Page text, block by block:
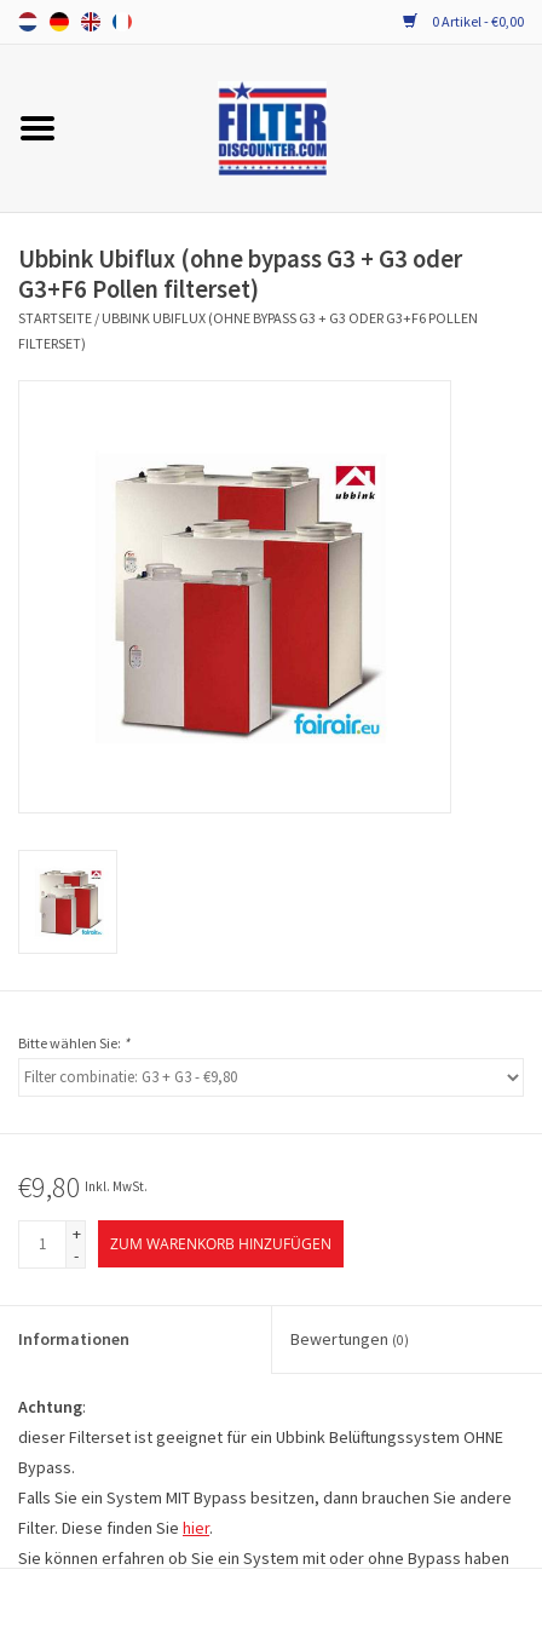
0 Artikel - €0,00
Startseite
PROBIOTIKA WARTUNG
Ubbink Ubiflux (ohne bypass G3 + G3 oder
G3+F6 Pollen filterset)
STARTSEITE / UBBINK UBIFLUX (OHNE BYPASS G3 + G3 ODER G3+F6 POLLEN
FILTERSET)
Bitte wählen Sie: *
€9,80 Inkl. MwSt.
+
-
ZUM WARENKORB HINZUFÜGEN
Informationen Bewertungen (0)
Achtung:
dieser Filterset ist geeignet für ein Ubbink Belüftungssystem OHNE
Bypass.
Falls Sie ein System MIT Bypass besitzen, dann brauchen Sie andere
Filter. Diese finden Sie hier.
Sie können erfahren ob Sie ein System mit oder ohne Bypass haben